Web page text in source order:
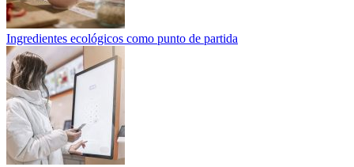
Ingredientes ecológicos como punto de partida